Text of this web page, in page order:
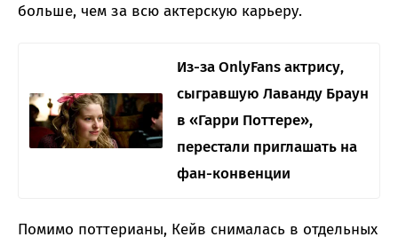
больше, чем за всю актерскую карьеру.
Из-за OnlyFans актрису,
сыгравшую Лаванду Браун
в «Гарри Поттере»,
перестали приглашать на
фан-конвенции
Помимо поттерианы, Кейв снималась в отдельных